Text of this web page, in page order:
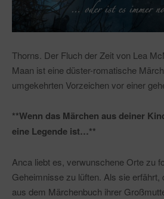
Thorns. Der Fluch der Zeit von Lea
Maan ist eine düster-romatische
umgekehrten Vorzeichen vor einer
**Wenn das Märchen aus deiner
eine Legende ist…**
Anca liebt es, verwunschene Orte zu
Geheimnisse zu lüften. Als sie erfährt,
aus dem Märchenbuch ihrer